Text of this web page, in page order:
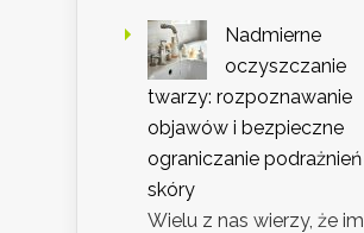
Nadmierne
oczyszczanie
twarzy: rozpoznawanie
objawów i bezpieczne
ograniczanie podrażnień
skóry
Wielu z nas wierzy, że im